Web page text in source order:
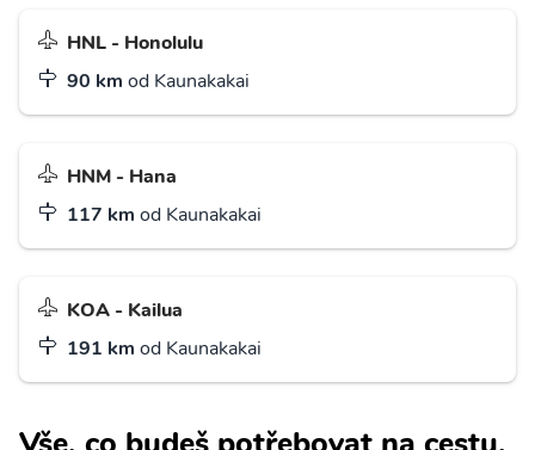
HNL - Honolulu
90 km od Kaunakakai
HNM - Hana
117 km od Kaunakakai
KOA - Kailua
191 km od Kaunakakai